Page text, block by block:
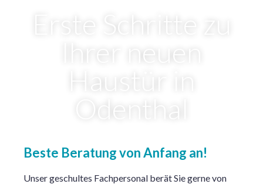
Beste Beratung von Anfang an!
Unser geschultes Fachpersonal berät Sie gerne von